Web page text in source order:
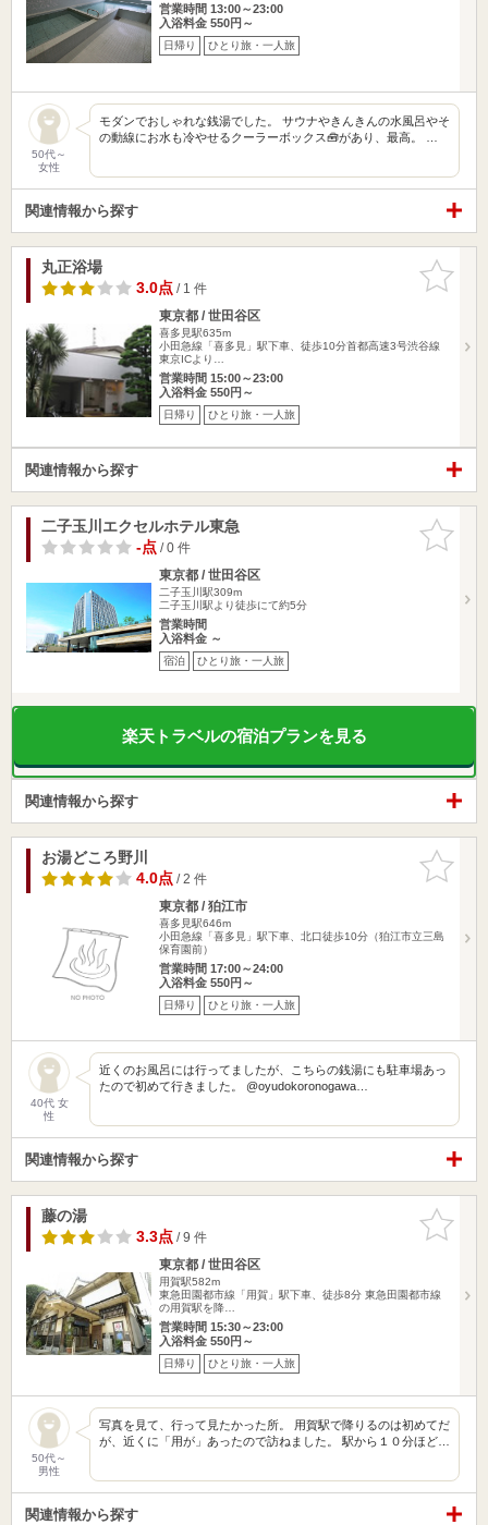
営業時間 13:00～23:00
入浴料金 550円～
日帰り ひとり旅・一人旅
50代～
女性
モダンでおしゃれな銭湯でした。 サウナやきんきんの水風呂やそ
の動線にお水も冷やせるクーラーボックス🧰があり、最高。 …
関連情報から探す
お気に入
りに追加
丸正浴場
3.0点/ 1 件
東京都 / 世田谷区
喜多見駅635m
小田急線「喜多見」駅下車、徒歩10分首都高速3号渋谷線
東京ICより…
営業時間 15:00～23:00
入浴料金 550円～
日帰り ひとり旅・一人旅
関連情報から探す
お気に入
りに追加
二子玉川エクセルホテル東急
-点/ 0 件
東京都 / 世田谷区
二子玉川駅309m
二子玉川駅より徒歩にて約5分
営業時間
入浴料金 ～
宿泊 ひとり旅・一人旅
楽天トラベルの宿泊プランを見る
関連情報から探す
お気に入
りに追加
お湯どころ野川
4.0点/ 2 件
東京都 / 狛江市
喜多見駅646m
小田急線「喜多見」駅下車、北口徒歩10分（狛江市立三島
保育園前）
営業時間 17:00～24:00
入浴料金 550円～
日帰り ひとり旅・一人旅
40代 女
性
近くのお風呂には行ってましたが、こちらの銭湯にも駐車場あっ
たので初めて行きました。 @oyudokoronogawa…
関連情報から探す
お気に入
りに追加
藤の湯
3.3点/ 9 件
東京都 / 世田谷区
用賀駅582m
東急田園都市線「用賀」駅下車、徒歩8分 東急田園都市線
の用賀駅を降…
営業時間 15:30～23:00
入浴料金 550円～
日帰り ひとり旅・一人旅
50代～
男性
写真を見て、行って見たかった所。 用賀駅で降りるのは初めてだ
が、近くに「用が」あったので訪ねました。 駅から１０分ほど…
関連情報から探す